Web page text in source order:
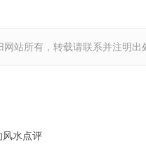
网站所有，转载请联系并注明
风水点评